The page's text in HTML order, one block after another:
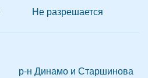
Не разрешается
р-н Динамо и Старшинова